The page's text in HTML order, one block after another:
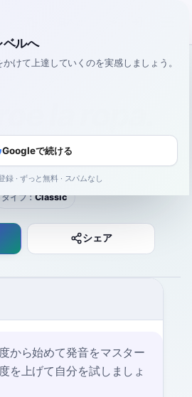
la ropa.
タイプ：Classic
シェア
から始めて発音をマスター
を上げて自分を試しましょ
ベルへ
けて上達していくのを実感しましょう。
Googleで続ける
録 · ずっと無料 · スパムなし